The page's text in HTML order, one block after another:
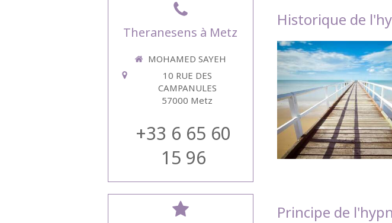
Historique de
Principe de
Theranesens à Metz
MOHAMED SAYEH
10 RUE DES
CAMPANULES
57000 Metz
+33 6 65 60
15 96